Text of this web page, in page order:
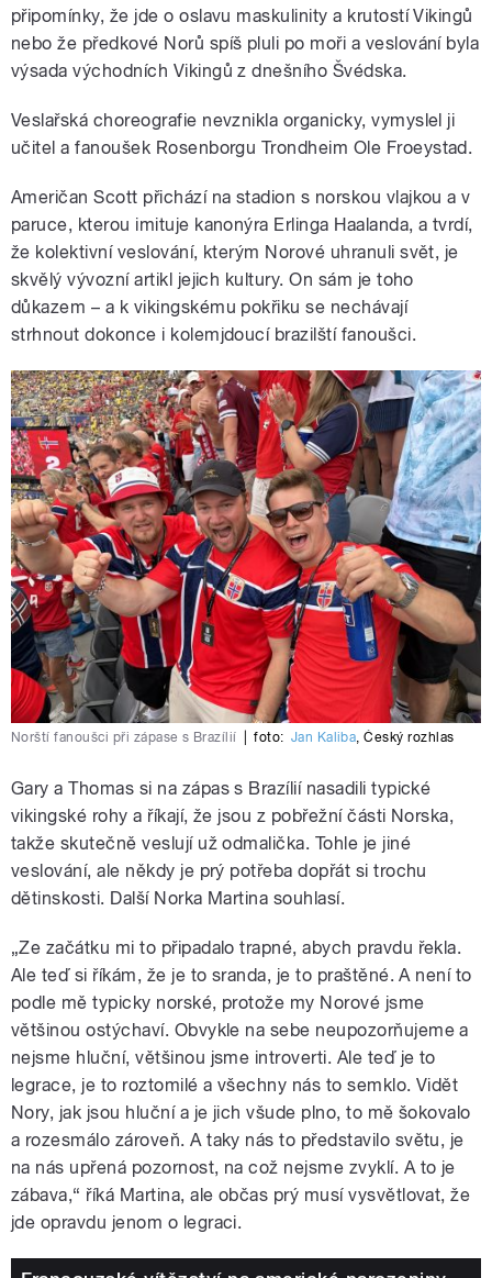
připomínky, že jde o oslavu maskulinity a krutostí Vikingů
nebo že předkové Norů spíš pluli po moři a veslování byla
výsada východních Vikingů z dnešního Švédska.
Veslařská choreografie nevznikla organicky, vymyslel ji
učitel a fanoušek Rosenborgu Trondheim Ole Froeystad.
Američan Scott přichází na stadion s norskou vlajkou a v
paruce, kterou imituje kanonýra Erlinga Haalanda, a tvrdí,
že kolektivní veslování, kterým Norové uhranuli svět, je
skvělý vývozní artikl jejich kultury. On sám je toho
důkazem – a k vikingskému pokřiku se nechávají
strhnout dokonce i kolemjdoucí brazilští fanoušci.
Norští fanoušci při zápase s Brazílií foto: Jan Kaliba ,Český rozhlas
Gary a Thomas si na zápas s Brazílií nasadili typické
vikingské rohy a říkají, že jsou z pobřežní části Norska,
takže skutečně veslují už odmalička. Tohle je jiné
veslování, ale někdy je prý potřeba dopřát si trochu
dětinskosti. Další Norka Martina souhlasí.
„Ze začátku mi to připadalo trapné, abych pravdu řekla.
Ale teď si říkám, že je to sranda, je to praštěné. A není to
podle mě typicky norské, protože my Norové jsme
většinou ostýchaví. Obvykle na sebe neupozorňujeme a
nejsme hluční, většinou jsme introverti. Ale teď je to
legrace, je to roztomilé a všechny nás to semklo. Vidět
Nory, jak jsou hluční a je jich všude plno, to mě šokovalo
a rozesmálo zároveň. A taky nás to představilo světu, je
na nás upřená pozornost, na což nejsme zvyklí. A to je
zábava,“ říká Martina, ale občas prý musí vysvětlovat, že
jde opravdu jenom o legraci.